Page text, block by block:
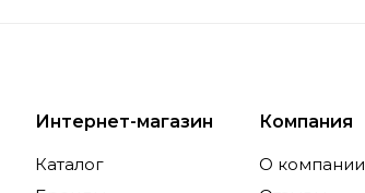
Интернет-магазин
Каталог
Компания
О компании